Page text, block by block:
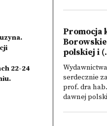
22-24
Promocja
polskiej i
serdecznie
prof. dra
dawnej